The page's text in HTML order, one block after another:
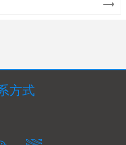
方式